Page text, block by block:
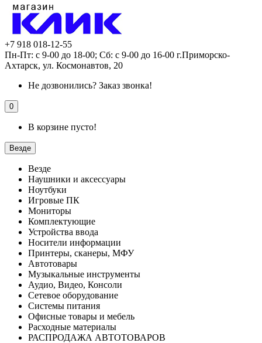
+7 918 018-12-55
Пн-Пт: с 9-00 до 18-00; Сб: с 9-00 до 16-00 г.Приморско-
Ахтарск, ул. Космонавтов, 20
Не дозвонились? Заказ звонка!
0
В корзине пусто!
Везде
Везде
Наушники и аксессуары
Ноутбуки
Игровые ПК
Мониторы
Комплектующие
Устройства ввода
Носители информации
Принтеры, сканеры, МФУ
Автотовары
Музыкальные инструменты
Аудио, Видео, Консоли
Сетевое оборудование
Системы питания
Офисные товары и мебель
Расходные материалы
РАСПРОДАЖА АВТОТОВАРОВ